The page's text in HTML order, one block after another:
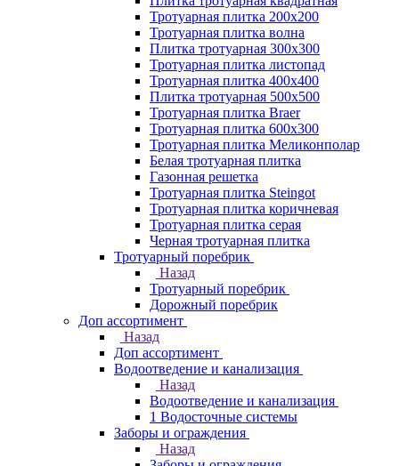
Тротуарная плитка 200х200
Тротуарная плитка волна
Плитка тротуарная 300х300
Тротуарная плитка листопад
Тротуарная плитка 400х400
Плитка тротуарная 500x500
Тротуарная плитка Braer
Тротуарная плитка 600х300
Тротуарная плитка Меликонполар
Белая тротуарная плитка
Газонная решетка
Тротуарная плитка Steingot
Тротуарная плитка коричневая
Тротуарная плитка серая
Черная тротуарная плитка
Тротуарный поребрик
Назад
Тротуарный поребрик
Дорожный поребрик
Доп ассортимент
Назад
Доп ассортимент
Водоотведение и канализация
Назад
Водоотведение и канализация
1 Водосточные системы
Заборы и ограждения
Назад